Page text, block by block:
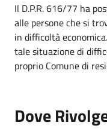
Il D.P.R. 616/77 ha
alle persone che si
in difficoltà
tale situazione di
proprio Comune di
Dove